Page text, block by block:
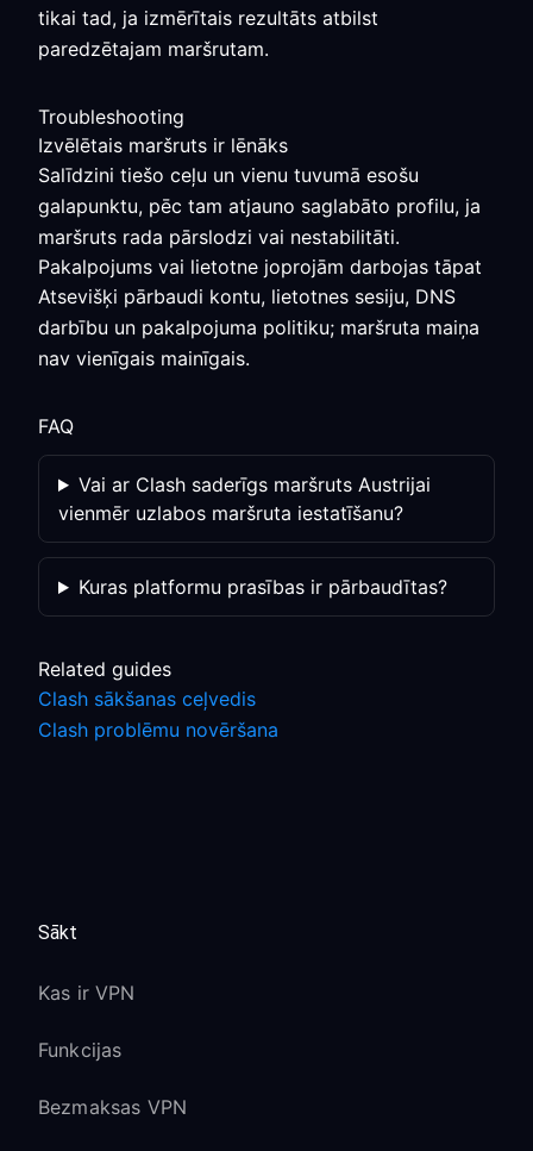
tikai tad, ja izmērītais rezultāts atbilst
paredzētajam maršrutam.
Troubleshooting
Izvēlētais maršruts ir lēnāks
Salīdzini tiešo ceļu un vienu tuvumā esošu
galapunktu, pēc tam atjauno saglabāto profilu, ja
maršruts rada pārslodzi vai nestabilitāti.
Pakalpojums vai lietotne joprojām darbojas tāpat
Atsevišķi pārbaudi kontu, lietotnes sesiju, DNS
darbību un pakalpojuma politiku; maršruta maiņa
nav vienīgais mainīgais.
FAQ
Vai ar Clash saderīgs maršruts Austrijai
vienmēr uzlabos maršruta iestatīšanu?
Kuras platformu prasības ir pārbaudītas?
Related guides
Clash sākšanas ceļvedis
Clash problēmu novēršana
Sākt
Kas ir VPN
Funkcijas
Bezmaksas VPN